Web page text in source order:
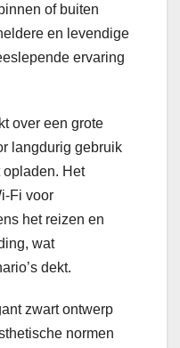
of buiten
en levendige
ervaring
over een grote
langdurig gebruik
opladen. Het
Fi voor
het reizen en
wat
dekt.
zwart ontwerp
normen